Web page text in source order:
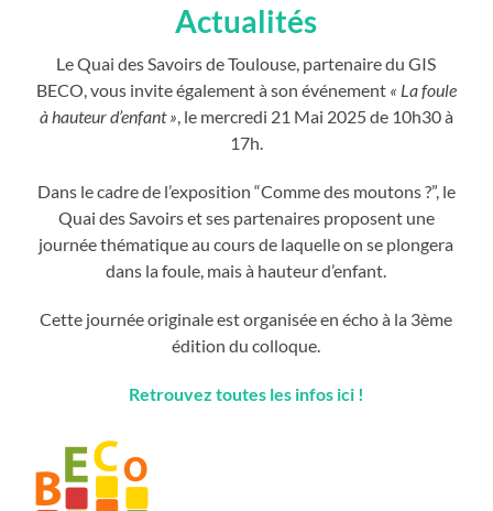
Actualités
Le Quai des Savoirs de Toulouse, partenaire du GIS
BECO, vous invite également à son événement « La foule
à hauteur d’enfant » , le mercredi 21 Mai 2025 de 10h30 à
17h.
Dans le cadre de l’exposition “Comme des moutons ?”, le
Quai des Savoirs et ses partenaires proposent une
journée thématique au cours de laquelle on se plongera
dans la foule, mais à hauteur d’enfant.
Cette journée originale est organisée en écho à la 3ème
édition du colloque.
Retrouvez toutes les infos ici !